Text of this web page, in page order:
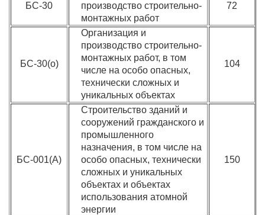
БС-30
производство строительно-
монтажных работ
72
БС-30(о)
Организация и
производство строительно-
монтажных работ, в том
числе на особо опасных,
технически сложных и
уникальных объектах
104
БС-001(А)
Строительство зданий и
сооружений гражданского и
промышленного
назначения, в том числе на
особо опасных, технически
сложных и уникальных
объектах и объектах
использования атомной
энергии
150